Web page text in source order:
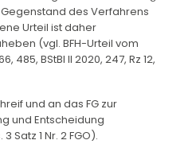
Gegenstand des Verfahrens
Urteil ist daher
(vgl. BFH-Urteil vom
485, BStBl II 2020, 247, Rz 12,
und an das FG zur
und Entscheidung
Satz 1 Nr. 2 FGO).